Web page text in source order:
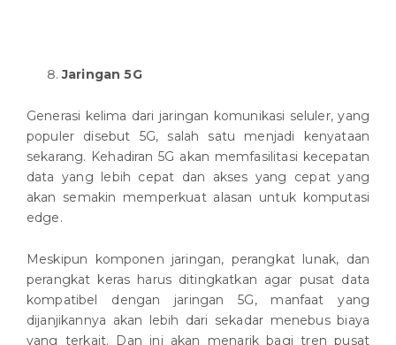
Jaringan 5G
Generasi kelima dari jaringan komunikasi seluler, yang
populer disebut 5G, salah satu menjadi kenyataan
sekarang. Kehadiran 5G akan memfasilitasi kecepatan
data yang lebih cepat dan akses yang cepat yang
akan semakin memperkuat alasan untuk komputasi
edge.
Meskipun komponen jaringan, perangkat lunak, dan
perangkat keras harus ditingkatkan agar pusat data
kompatibel dengan jaringan 5G, manfaat yang
dijanjikannya akan lebih dari sekadar menebus biaya
yang terkait. Dan ini akan menarik bagi tren pusat